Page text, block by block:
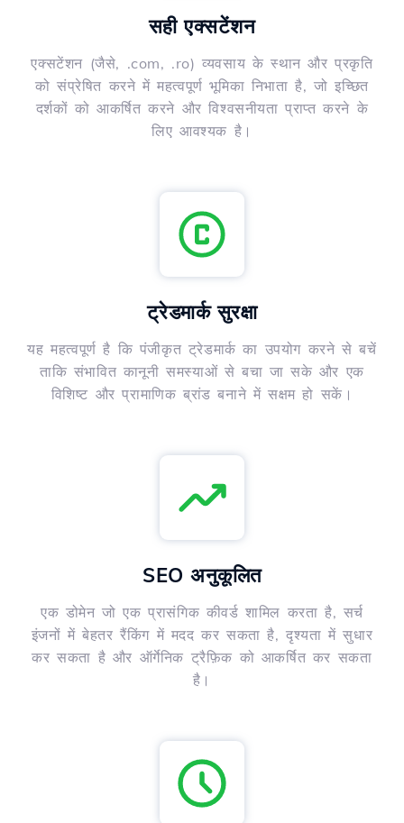
सही एक्सटेंशन
एक्सटेंशन (जैसे, .com, .ro) व्यवसाय के स्थान और प्रकृति
को संप्रेषित करने में महत्वपूर्ण भूमिका निभाता है, जो इच्छित
दर्शकों को आकर्षित करने और विश्वसनीयता प्राप्त करने के
लिए आवश्यक है।
ट्रेडमार्क सुरक्षा
यह महत्वपूर्ण है कि पंजीकृत ट्रेडमार्क का उपयोग करने से बचें
ताकि संभावित कानूनी समस्याओं से बचा जा सके और एक
विशिष्ट और प्रामाणिक ब्रांड बनाने में सक्षम हो सकें।
SEO अनुकूलित
एक डोमेन जो एक प्रासंगिक कीवर्ड शामिल करता है, सर्च
इंजनों में बेहतर रैंकिंग में मदद कर सकता है, दृश्यता में सुधार
कर सकता है और ऑर्गेनिक ट्रैफ़िक को आकर्षित कर सकता
है।